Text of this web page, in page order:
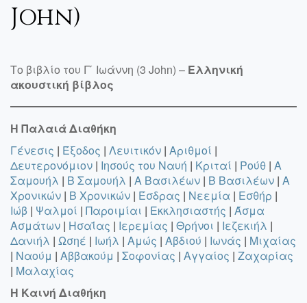
John)
Το βιβλίο του Γ ́ Ιωάννη (3 John) – Ελληνική
ακουστική βίβλος
Η Παλαιά Διαθήκη
Γένεσις | Έξοδος | Λευιτικόν | Αριθμοί |
Δευτερονόμιον | Ιησούς του Ναυή | Κριταί | Ρούθ | A
Σαμουήλ | B Σαμουήλ | A Βασιλέων | B Βασιλέων | A
Χρονικών | B Χρονικών | Έσδρας | Νεεμία | Εσθήρ |
Ιώβ | Ψαλμοί | Παροιμίαι | Εκκλησιαστής | Άσμα
Ασμάτων | Ησαΐας | Ιερεμίας | Θρήνοι | Ιεζεκιήλ |
Δανιήλ | Ωσηέ | Ιωήλ | Αμώς | Αβδιού | Ιωνάς | Μιχαίας
| Ναούμ | Αββακούμ | Σοφονίας | Αγγαίος | Ζαχαρίας
| Μαλαχίας
Η Καινή Διαθήκη